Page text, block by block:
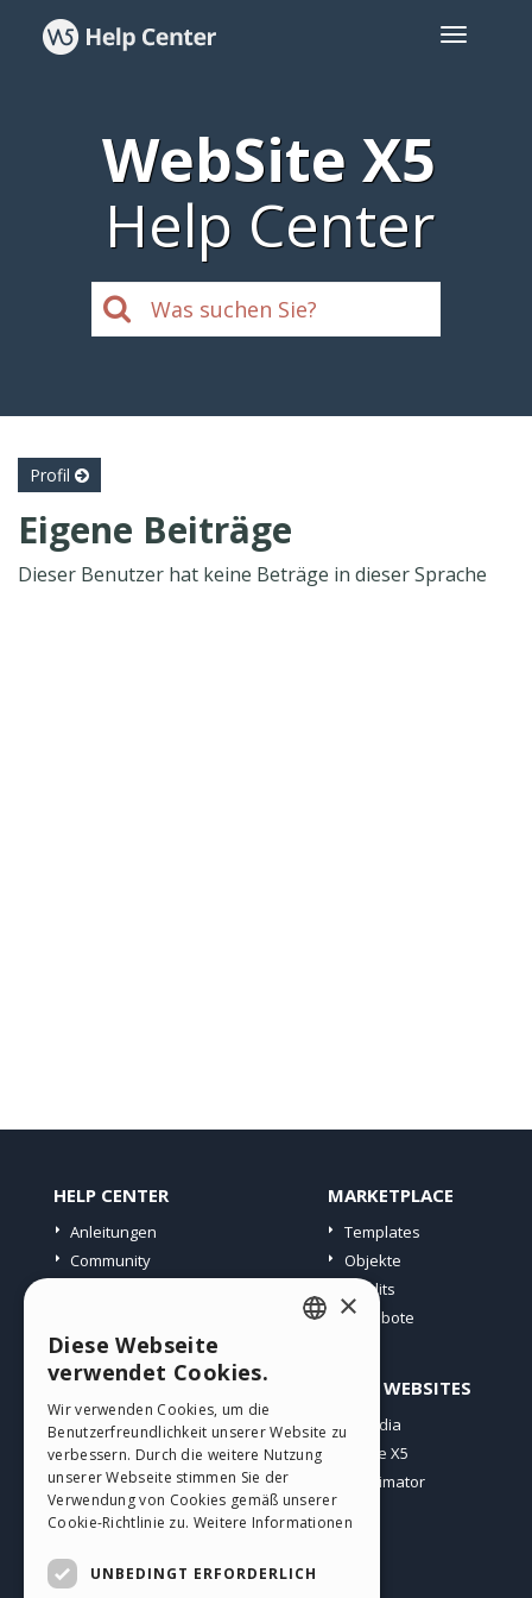
WebSite X5
Help Center
Profil
Eigene Beiträge
Dieser Benutzer hat keine Beträge in dieser Sprache
HELP CENTER
Anleitungen
Community
MARKETPLACE
Templates
Objekte
Credits
Angebote
PROFIL
Meine Beiträge
Meine Lizenz
Download
Webhosting
ANDERE WEBSITES
Incomedia
WebSite X5
WebAnimator
GERMAN
SPANISH
PORTUGUESE
×
Diese Webseite
verwendet Cookies.
Wir verwenden Cookies, um die
Benutzerfreundlichkeit unserer Website zu
verbessern. Durch die weitere Nutzung
unserer Webseite stimmen Sie der
Verwendung von Cookies gemäß unserer
Cookie-Richtlinie zu. Weitere Informationen
UNBEDINGT ERFORDERLICH